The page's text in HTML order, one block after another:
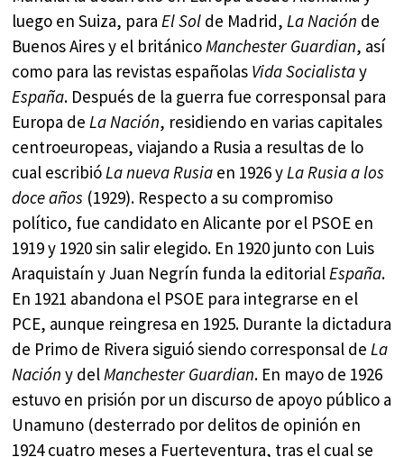
luego en Suiza, paraEl Sol de Madrid,La Nación de
Buenos Aires y el británicoManchester Guardian, así
como para las revistas españolas Vida Socialistay
España. Después de la guerra fue corresponsal para
Europa deLa Nación, residiendo en varias capitales
centroeuropeas, viajando a Rusia a resultas de lo
cual escribióLa nueva Rusia en 1926 yLa Rusia a los
doce años (1929). Respecto a su compromiso
político, fue candidato en Alicante por el PSOE en
1919 y 1920 sin salir elegido. En 1920 junto con Luis
Araquistaín y Juan Negrín funda la editorialEspaña.
En 1921 abandona el PSOE para integrarse en el
PCE, aunque reingresa en 1925. Durante la dictadura
de Primo de Rivera siguió siendo corresponsal deLa
Nación y delManchester Guardian. En mayo de 1926
estuvo en prisión por un discurso de apoyo público a
Unamuno (desterrado por delitos de opinión en
1924 cuatro meses a Fuerteventura, tras el cual se